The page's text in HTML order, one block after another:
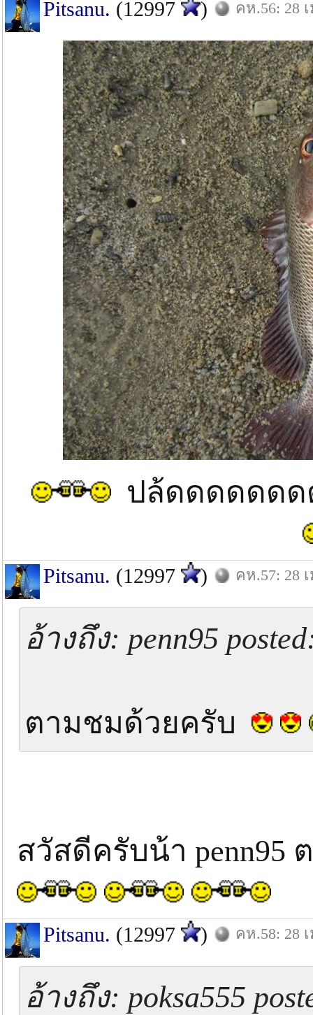
Pitsanu. (12997 ) คห.56: 28
ปล้ดดดดดด
Pitsanu. (12997 ) คห.57: 28
อ้างถึง: penn95
ตามชมด้วยครับ
สวัสดีครับน้า
Pitsanu. (12997 ) คห.58: 28
อ้างถึง: poksa555